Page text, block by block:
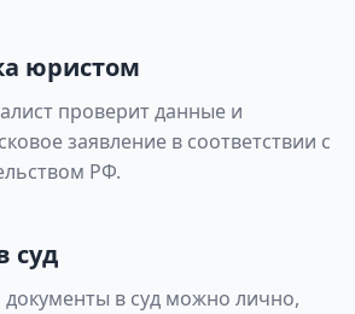
юристом
проверит данные и
заявление в соответствии с
РФ.
суд
в суд можно лично,